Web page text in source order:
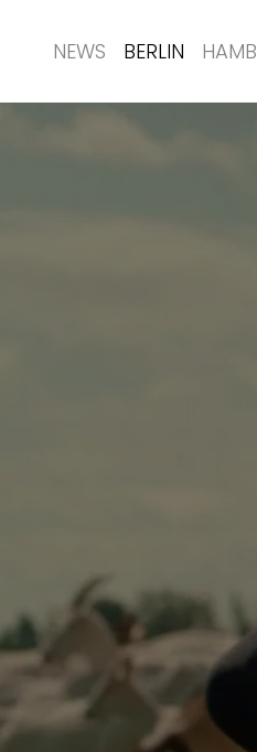
NEWS BERLIN